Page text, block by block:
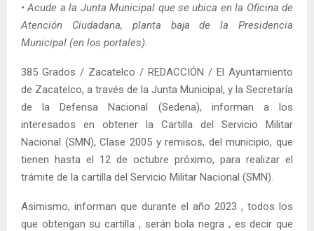
• Acude a la Junta Municipal que se ubica en la Oficina de
Atención Ciudadana, planta baja de la Presidencia
Municipal (en los portales).
385 Grados / Zacatelco / REDACCIÓN / El Ayuntamiento
de Zacatelco, a través de la Junta Municipal, y la Secretaría
de la Defensa Nacional (Sedena), informan a los
interesados en obtener la Cartilla del Servicio Militar
Nacional (SMN), Clase 2005 y remisos, del municipio, que
tienen hasta el 12 de octubre próximo, para realizar el
trámite de la cartilla del Servicio Militar Nacional (SMN).
Asimismo, informan que durante el año 2023 , todos los
que obtengan su cartilla , serán bola negra , es decir que